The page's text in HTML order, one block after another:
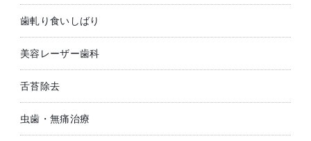
歯軋り食いしばり
美容レーザー歯科
舌苔除去
虫歯・無痛治療